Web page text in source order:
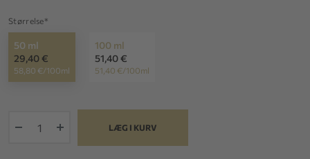
Størrelse*
50 ml
29,40 €
58,80 €/100ml
100 ml
51,40 €
51,40 €/100ml
LÆG I KURV